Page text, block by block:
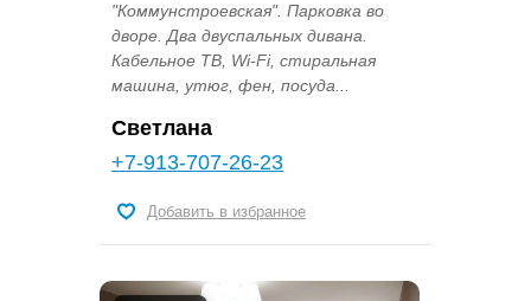
"Коммунстроевская". Парковка во
дворе. Два двуспальных дивана.
Кабельное ТВ, Wi-Fi, стиральная
машина, утюг, фен, посуда...
Светлана
+7-913-707-26-23
Добавить в избранное